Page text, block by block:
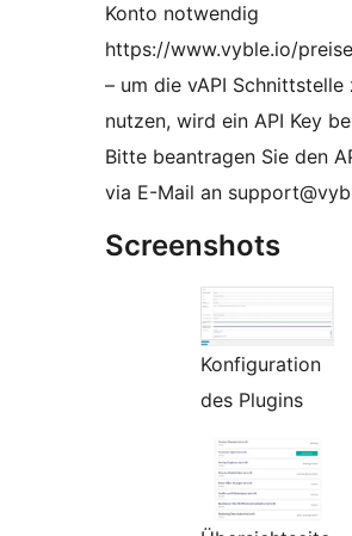
Konto notwendig
https://www.vyble.io/
– um die vAPI Schnittstelle
nutzen, wird ein API Key
Bitte beantragen Sie den
via E-Mail an
Screenshots
Konfiguration
des Plugins